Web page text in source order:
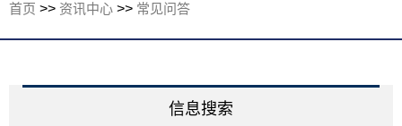
首页 >> 资讯中心 >> 常见问答
信息搜索